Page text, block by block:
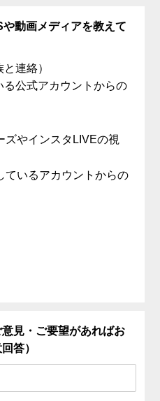
動画メディアを教えて
連絡）
る公式アカウントからの
ズやインスタLIVEの視
ているアカウントからの
見・ご要望があればお
答）